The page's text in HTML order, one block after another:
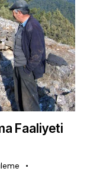
Faaliyeti